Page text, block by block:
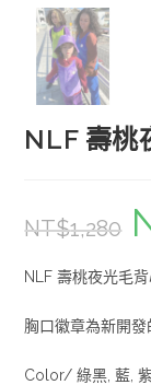
NLF 壽桃
NT$1,280
NLF 壽桃夜光毛
胸口徽章為新開
Color/ 綠黑, 藍,